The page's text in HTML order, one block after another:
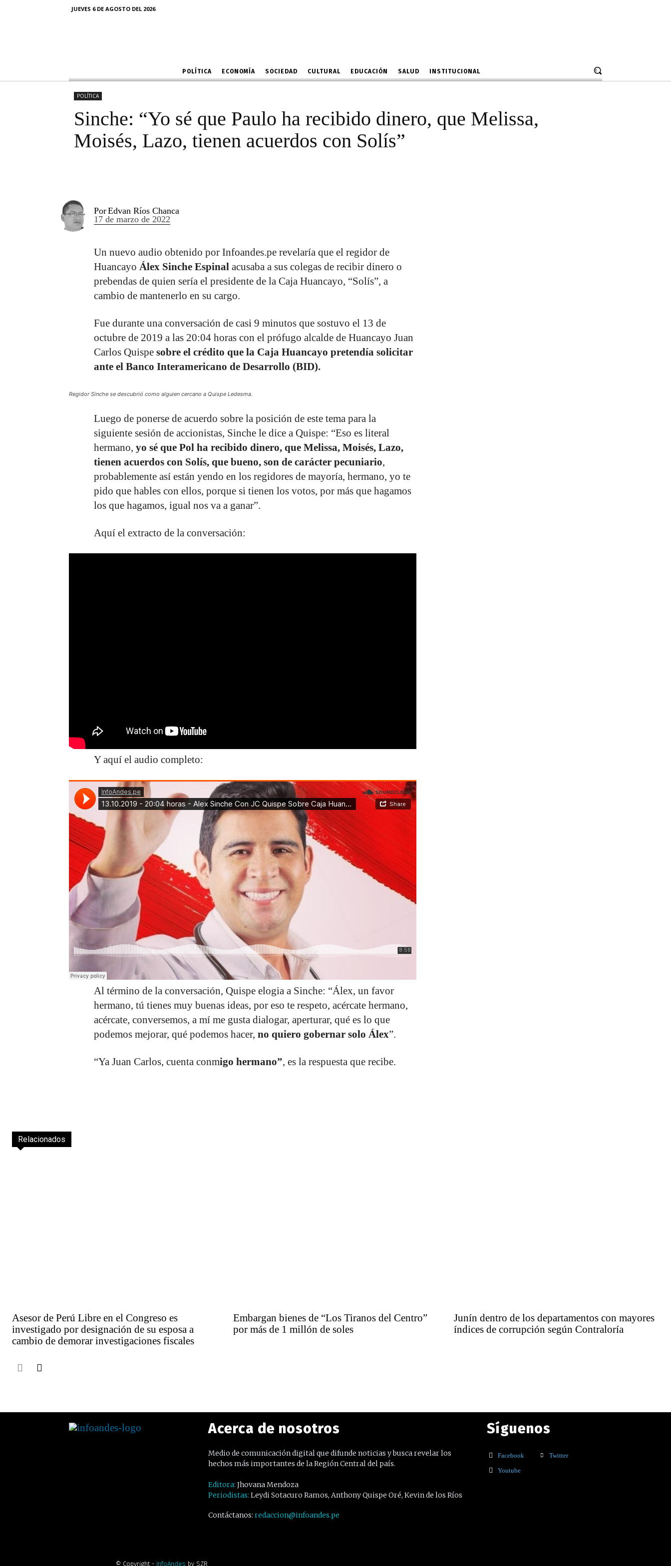
JUEVES 6 DE AGOSTO DEL 2026
POLÍTICA ECONOMÍA SOCIEDAD CULTURAL EDUCACIÓN SALUD INSTITUCIONAL
Sinche: “Yo sé que Paulo ha recibido dinero, que
POLÍTICA
Sinche: “Yo sé que Paulo ha recibido dinero, que Melissa,
Moisés, Lazo, tienen acuerdos con Solís”
PorEdvan Ríos Chanca
17 de marzo de 2022
Un nuevo audio obtenido por Infoandes.pe revelaría que el regidor de
Huancayo Álex Sinche Espinal acusaba a sus colegas de recibir dinero o
prebendas de quien sería el presidente de la Caja Huancayo, “Solís”, a
cambio de mantenerlo en su cargo.
Fue durante una conversación de casi 9 minutos que sostuvo el 13 de
octubre de 2019 a las 20:04 horas con el prófugo alcalde de Huancayo Juan
Carlos Quispe sobre el crédito que la Caja Huancayo pretendía solicitar
ante el Banco Interamericano de Desarrollo (BID).
Regidor Sinche se descubrió como alguien cercano a Quispe Ledesma.
Luego de ponerse de acuerdo sobre la posición de este tema para la
siguiente sesión de accionistas, Sinche le dice a Quispe: “Eso es literal
hermano, yo sé que Pol ha recibido dinero, que Melissa, Moisés, Lazo,
tienen acuerdos con Solís, que bueno, son de carácter pecuniario,
probablemente así están yendo en los regidores de mayoría, hermano, yo te
pido que hables con ellos, porque si tienen los votos, por más que hagamos
los que hagamos, igual nos va a ganar”.
Aquí el extracto de la conversación:
Y aquí el audio completo:
Al término de la conversación, Quispe elogia a Sinche: “Álex, un favor
hermano, tú tienes muy buenas ideas, por eso te respeto, acércate hermano,
acércate, conversemos, a mí me gusta dialogar, aperturar, qué es lo que
podemos mejorar, qué podemos hacer, no quiero gobernar solo Álex”.
“Ya Juan Carlos, cuenta conmigo hermano”, es la respuesta que recibe.
Relacionados
Asesor de Perú Libre en el Congreso es
investigado por designación de su esposa a
cambio de demorar investigaciones fiscales
Embargan bienes de “Los Tiranos del Centro”
por más de 1 millón de soles
Junín dentro de los departamentos con mayores
índices de corrupción según Contraloría
Acerca de nosotros
Medio de comunicación digital que difunde noticias y busca revelar los
hechos más importantes de la Región Central del país.
Editora: Jhovana Mendoza
Periodistas: Leydi Sotacuro Ramos, Anthony Quispe Oré, Kevin de los Ríos
Contáctanos: redaccion@infoandes.pe
Síguenos
Facebook
Twitter
Youtube
© Copyright - InfoAndes by SZR